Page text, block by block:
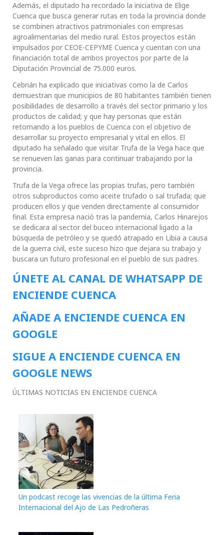
Además, el diputado ha recordado la iniciativa de Elige
Cuenca que busca generar rutas en toda la provincia donde
se combinen atractivos patrimoniales con empresas
agroalimentarias del medio rural. Estos proyectos están
impulsados por CEOE-CEPYME Cuenca y cuentan con una
financiación total de ambos proyectos por parte de la
Diputación Provincial de 75.000 euros.
Cebrián ha explicado que iniciativas como la de Carlos
demuestran que municipios de 80 habitantes también tienen
posibilidades de desarrollo a través del sector primario y los
productos de calidad; y que hay personas que están
retornando a los pueblos de Cuenca con el objetivo de
desarrollar su proyecto empresarial y vital en ellos. El
diputado ha señalado que visitar Trufa de la Vega hace que
se renueven las ganas para continuar trabajando por la
provincia.
Trufa de la Vega ofrece las propias trufas, pero también
otros subproductos como aceite trufado o sal trufada; que
producen ellos y que venden directamente al consumidor
final. Esta empresa nació tras la pandemia, Carlos Hinarejos
se dedicara al sector del buceo internacional ligado a la
búsqueda de petróleo y se quedó atrapado en Libia a causa
de la guerra civil, este suceso hizo que dejara su trabajo y
buscara un futuro profesional en el pueblo de sus padres.
ÚNETE AL CANAL DE WHATSAPP DE
ENCIENDE CUENCA
AÑADE A ENCIENDE CUENCA EN
GOOGLE
SIGUE A ENCIENDE CUENCA EN
GOOGLE NEWS
ÚLTIMAS NOTICIAS EN ENCIENDE CUENCA
Un podcast recoge las vivencias de la última Feria
Internacional del Ajo de Las Pedroñeras